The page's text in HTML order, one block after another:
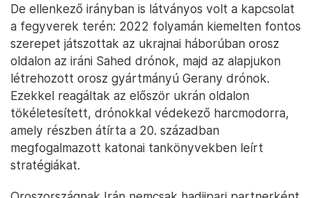
alaposan meggyengített Izrael az elmúlt bő két
évben, a Hamász palesztin terroristái által 2023.
október 7-én végrehajtott véres támadás után. De
ezek is csak később érkeztek volna Iránba, így
inkább az együttműködés megerősítését jelző
gesztusnak volt tekinthető, abban a reményben,
hogy Hamenei rezsimje még fennmarad.
Iráni segítség a szankciók
megkerüléséhez